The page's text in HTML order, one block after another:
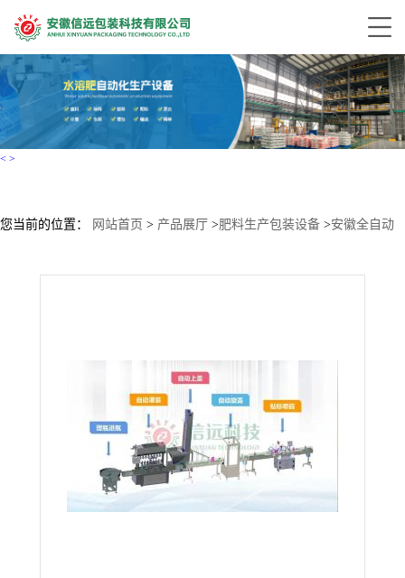
< >
您当前的位置： 网站首页 > 产品展厅 >肥料生产包装设备 >安徽全自动